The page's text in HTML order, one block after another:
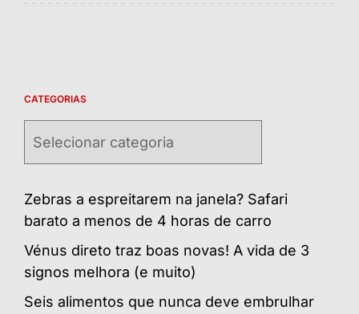
CATEGORIAS
Zebras a espreitarem na janela? Safari
barato a menos de 4 horas de carro
Vénus direto traz boas novas! A vida de 3
signos melhora (e muito)
Seis alimentos que nunca deve embrulhar